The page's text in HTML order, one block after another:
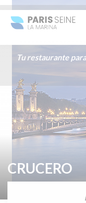
Tu restaurante
CRUCERO